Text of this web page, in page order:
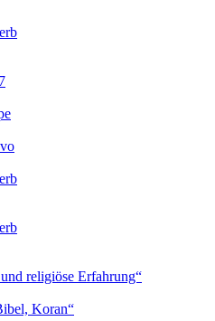
religiöse Erfahrung“
Koran“